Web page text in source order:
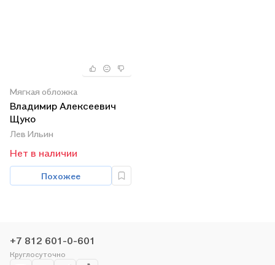
Мягкая обложка
Владимир Алексеевич
Щуко
Лев Ильин
Нет в наличии
Похожее
+7 812 601-0-601
Круглосуточно